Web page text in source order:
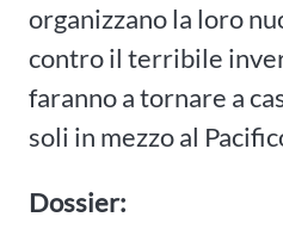
organizzano la loro
contro il terribile
faranno a tornare a
soli in mezzo al
Dossier: